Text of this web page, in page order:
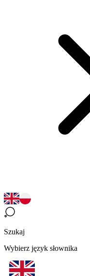
Szukaj
Wybierz język słownika